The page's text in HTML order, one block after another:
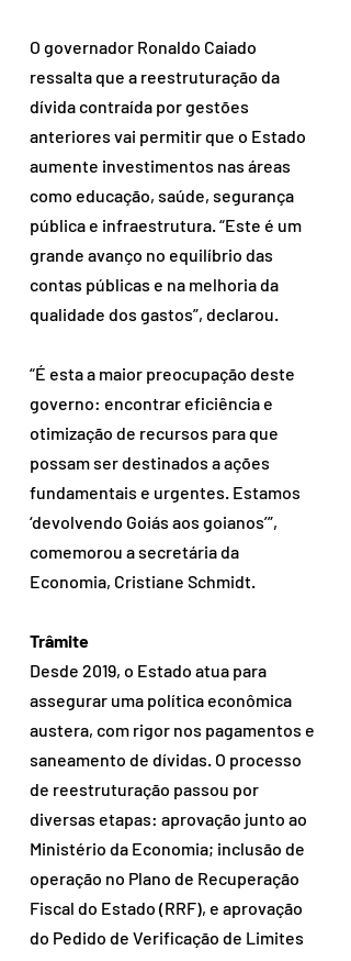
O governador Ronaldo Caiado
ressalta que a reestruturação da
dívida contraída por gestões
anteriores vai permitir que o Estado
aumente investimentos nas áreas
como educação, saúde, segurança
pública e infraestrutura. “Este é um
grande avanço no equilíbrio das
contas públicas e na melhoria da
qualidade dos gastos”, declarou.
“É esta a maior preocupação deste
governo: encontrar eficiência e
otimização de recursos para que
possam ser destinados a ações
fundamentais e urgentes. Estamos
‘devolvendo Goiás aos goianos’”,
comemorou a secretária da
Economia, Cristiane Schmidt.
Trâmite
Desde 2019, o Estado atua para
assegurar uma política econômica
austera, com rigor nos pagamentos e
saneamento de dívidas. O processo
de reestruturação passou por
diversas etapas: aprovação junto ao
Ministério da Economia; inclusão de
operação no Plano de Recuperação
Fiscal do Estado (RRF), e aprovação
do Pedido de Verificação de Limites